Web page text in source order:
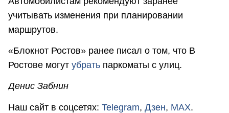
учитывать изменения при планировании
маршрутов.
«Блокнот Ростов» ранее писал о том, что В
Ростове могут убрать паркоматы с улиц.
Денис Забнин
Наш сайт в соцсетях: Telegram, Дзен, MAX.